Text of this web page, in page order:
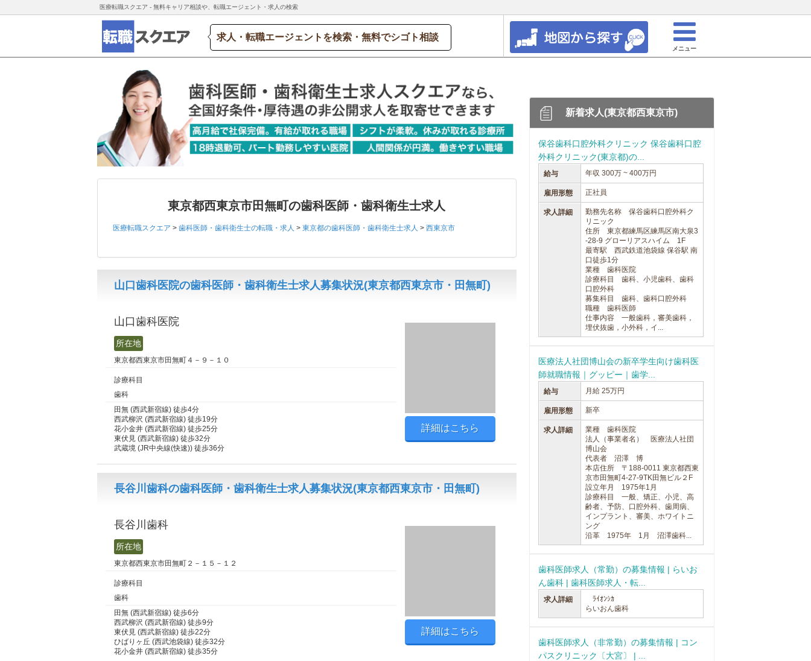
医療転職スクエア - 無料キャリア相談や、転職エージェント・求人の検索
求人・転職エージェントを検索・無料でシゴト相談
メニュー
東京都西東京市田無町の歯科医師・歯科衛生士求人
医療転職スクエア > 歯科医師・歯科衛生士の転職・求人 > 東京都の歯科医師・歯科衛生士求人 > 西東京市
山口歯科医院の歯科医師・歯科衛生士求人募集状況(東京都西東京市・田無町)
山口歯科医院
詳細はこちら
所在地
東京都西東京市田無町４－９－１０
診療科目
歯科
田無 (西武新宿線) 徒歩4分
西武柳沢 (西武新宿線) 徒歩19分
花小金井 (西武新宿線) 徒歩25分
東伏見 (西武新宿線) 徒歩32分
武蔵境 (JR中央線(快速)) 徒歩36分
長谷川歯科の歯科医師・歯科衛生士求人募集状況(東京都西東京市・田無町)
長谷川歯科
詳細はこちら
所在地
東京都西東京市田無町２－１５－１２
診療科目
歯科
田無 (西武新宿線) 徒歩6分
西武柳沢 (西武新宿線) 徒歩9分
東伏見 (西武新宿線) 徒歩22分
ひばりヶ丘 (西武池袋線) 徒歩32分
花小金井 (西武新宿線) 徒歩35分
新着求人(東京都西東京市)
保谷歯科口腔外科クリニック 保谷歯科口腔
外科クリニック(東京都)の...
給与 年収 300万 ~ 400万円
雇用形態 正社員
求人詳細
勤務先名称 保谷歯科口腔外科ク
リニック
住所 東京都練馬区練馬区南大泉3
-28-9 グローリアスハイム 1F
最寄駅 西武鉄道池袋線 保谷駅 南
口徒歩1分
業種 歯科医院
診療科目 歯科、小児歯科、歯科
口腔外科
募集科目 歯科、歯科口腔外科
職種 歯科医師
仕事内容 一般歯科，審美歯科，
埋伏抜歯，小外科，イ...
医療法人社団博山会の新卒学生向け歯科医
師就職情報｜グッピー｜歯学...
給与 月給 25万円
雇用形態 新卒
求人詳細
業種 歯科医院
法人（事業者名） 医療法人社団
博山会
代表者 沼澤 博
本店住所 〒188-0011 東京都西東
京市田無町4-27-9TK田無ビル２F
設立年月 1975年1月
診療科目 一般、矯正、小児、高
齢者、予防、口腔外科、歯周病、
インプラント、審美、ホワイトニ
ング
沿革 1975年 1月 沼澤歯科...
歯科医師求人（常勤）の募集情報 | らいお
ん歯科 | 歯科医師求人・転...
求人詳細
ﾗｲｵﾝｼｶ
らいおん歯科
歯科医師求人（非常勤）の募集情報 | コン
パスクリニック〔大宮〕 | ...